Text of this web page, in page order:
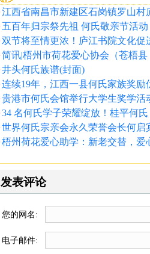
江西省南昌市新建区石岗镇罗山村
五百年归宗祭先祖 何氏敬亲节活动
双节将至情更浓！庐江书院文化促
简讯|梧州市荷花爱心协会（苍梧县
井头何氏族谱(封面)
连续19年，江西一县何氏家族奖励
贵港市何氏会馆举行大学生奖学活
34 名何氏学子荣耀绽放！桂平何氏
世界何氏宗亲会永久荣誉会长何启
梧州荷花爱心助学：新老交替，爱
发表评论
您的网名:
电子邮件: